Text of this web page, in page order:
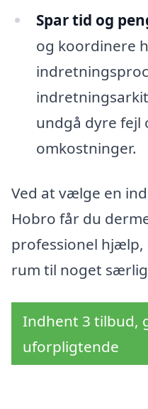
Spar tid og
og koordinere
undgå dyre fejl
omkostninger.
Ved at vælge en
Hobro får du
professionel
rum til noget
Indhent 3 tilbud,
uforpligtende